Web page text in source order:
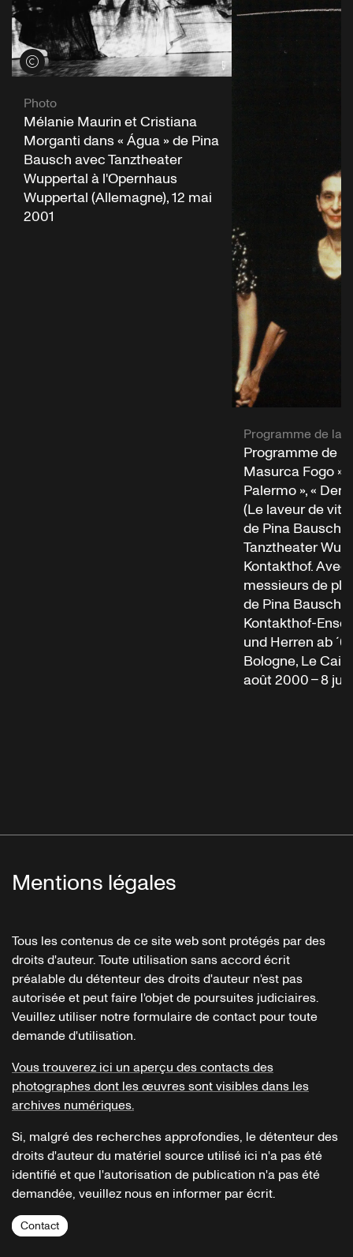
Voir les crédits
Photo
Mélanie Maurin et Cristiana
Morganti dans « Água » de Pina
Bausch avec Tanztheater
Wuppertal à l'Opernhaus
Wuppertal (Allemagne), 12 mai
2001
Programme de la
Programme de
Masurca Fogo »,
Palermo », « Der
(Le laveur de
de Pina Bausch
Tanztheater
Kontakthof.
messieurs de
de Pina Bausch
Kontakthof-
und Herren ab
Bologne, Le
août 2000 – 8
Mentions légales
Tous les contenus de ce site web sont protégés par des
droits d'auteur. Toute utilisation sans accord écrit
préalable du détenteur des droits d'auteur n'est pas
autorisée et peut faire l'objet de poursuites judiciaires.
Veuillez utiliser notre formulaire de contact pour toute
demande d'utilisation.
Vous trouverez ici un aperçu des contacts des
photographes dont les œuvres sont visibles dans les
archives numériques.
Si, malgré des recherches approfondies, le détenteur des
droits d'auteur du matériel source utilisé ici n'a pas été
identifié et que l'autorisation de publication n'a pas été
demandée, veuillez nous en informer par écrit.
Contact